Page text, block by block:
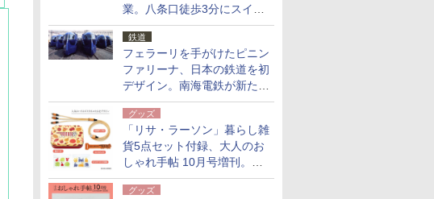
業。八条口徒歩3分にスイー
ト含む全270室、ダイニング
も併設
鉄道
フェラーリを手がけたピニン
ファリーナ、日本の鉄道を初
デザイン。南海電鉄が新たな
「空港特急」をなにわ筋線へ
導入
グッズ
「リサ・ラーソン」暮らし雑
貨5点セット付録、大人のお
しゃれ手帖 10月号増刊。
USBケーブルや缶ケースなど
グッズ